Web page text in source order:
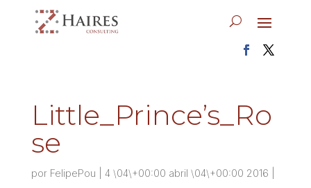
Little_Prince’s_Ro
se
por FelipePou 4 \04\+00:00 abril \04\+00:00 2016